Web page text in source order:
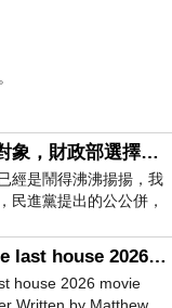
國票成為民進黨掏空對象，財政部選擇性失憶
經是鬧得沸沸揚揚，我
民進黨提出的公公併，
鬧出最大的醜
電影最後孤屋2026 the last house 2026 movie
house 2026 movie